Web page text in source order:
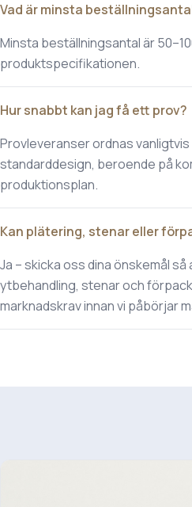
Vad är minsta
Minsta beställningsantal är
produktspecifikationen.
Hur snabbt kan jag få ett prov?
Provleveranser ordnas
standarddesign, beroende på
produktionsplan.
Kan plätering, stenar eller
Ja – skicka oss dina önskemål
ytbehandling, stenar och
marknadskrav innan vi påbörjar